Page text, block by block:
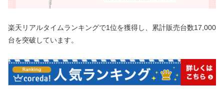
楽天リアルタイムランキングで1位を獲得し、累計販売台数17,000
台を突破しています。